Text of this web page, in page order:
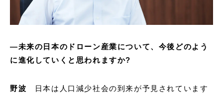
―未来の日本のドローン産業について、今後どのよう
に進化していくと思われますか?
野波
日本は人口減少社会の到来が予見されています